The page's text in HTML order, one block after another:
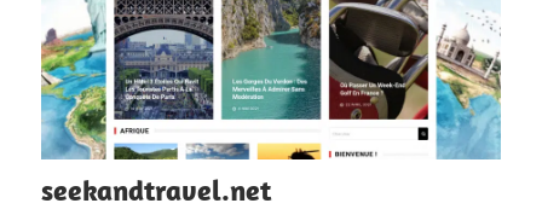
seekandtravel.net